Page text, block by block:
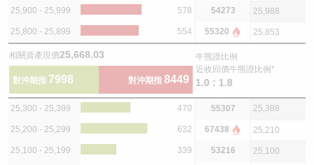
25,900 - 25,999 578 54273 25,988
25,800 - 25,899 554 55320 25,853
相關資產現價25,668.03
對沖期指 7998 對沖期指 8449
牛熊證比例
近收回價牛熊證比例*
1.0 : 1.8
25,300 - 25,399 470 55307 25,388
25,200 - 25,299 632 67438 25,210
25,100 - 25,199 339 53216 25,100